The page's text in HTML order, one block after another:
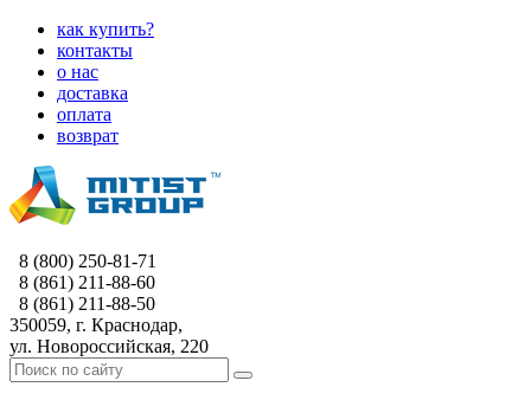
как купить?
контакты
о нас
доставка
оплата
возврат
8 (800) 250-81-71
8 (861) 211-88-60
8 (861) 211-88-50
350059, г. Краснодар,
ул. Новороссийская, 220